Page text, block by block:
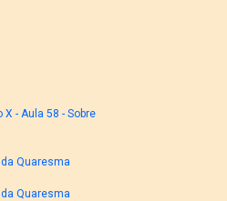
- Aula 58 - Sobre
Quaresma
Quaresma